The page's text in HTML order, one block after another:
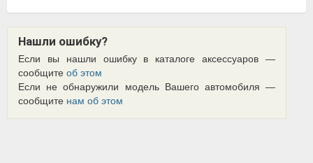
Нашли ошибку?
Если вы нашли ошибку в каталоге аксессуаров —
сообщите об этом
Если не обнаружили модель Вашего автомобиля —
сообщите нам об этом